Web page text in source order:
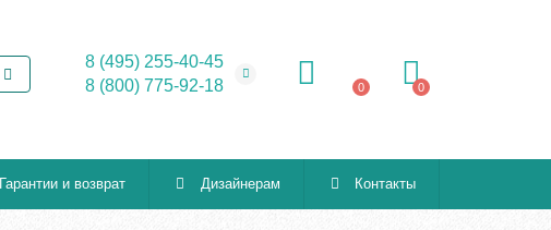
8 (495) 255-40-45
8 (800) 775-92-18
0 0
Гарантии и возврат Дизайнерам Контакты